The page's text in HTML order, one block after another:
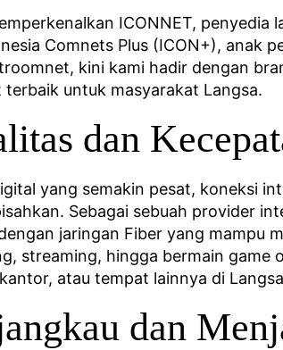
ICONNET,
Comnets Plus (ICON+), anak
kini kami hadir dengan
terbaik untuk masyarakat Langsa.
dan
yang semakin pesat, koneksi
Sebagai sebuah provider
jaringan Fiber yang mampu
streaming, hingga bermain game
atau tempat lainnya di
dan